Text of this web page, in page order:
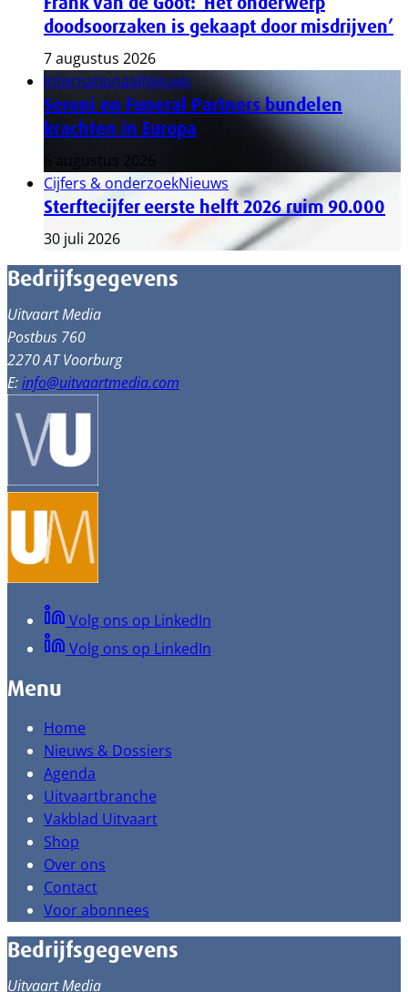
doodsoorzaken is gekaapt door misdrijven’
7 augustus 2026
InternationaalNieuws
Sereni en Funeral Partners bundelen
krachten in Europa
6 augustus 2026
Cijfers & onderzoekNieuws
Sterftecijfer eerste helft 2026 ruim 90.000
30 juli 2026
Bedrijfsgegevens
Uitvaart Media
Postbus 760
2270 AT Voorburg
E:info@uitvaartmedia.com
Volg ons op LinkedIn
Volg ons op LinkedIn
Menu
Home
Nieuws & Dossiers
Agenda
Uitvaartbranche
Vakblad Uitvaart
Shop
Over ons
Contact
Voor abonnees
Bedrijfsgegevens
Uitvaart Media